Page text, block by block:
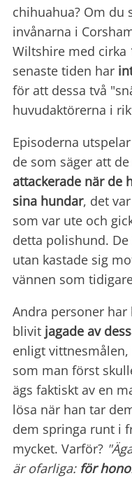
chihuahua? Om du
invånarna i
Wiltshire med cirka
senaste tiden har
för att dessa två
huvudaktörerna i
Episoderna
de som säger att
attackerade när de
sina hundar, det
som var ute och
detta polishund.
utan kastade sig
vännen som
Andra personer
blivit jagade av
enligt
som man först
ägs faktiskt av en
lösa när han tar
dem springa runt i
mycket. Varför?
är ofarliga: för